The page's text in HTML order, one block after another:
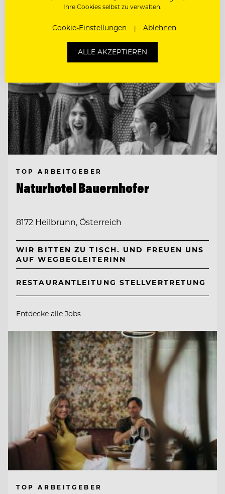
TOP ARBEITGEBER
Naturhotel Bauernhofer
8172 Heilbrunn, Österreich
WIR BITTEN ZU TISCH. UND FREUEN UNS
AUF WEGBEGLEITERINN
RESTAURANTLEITUNG STELLVERTRETUNG
Entdecke alle Jobs
TOP ARBEITGEBER
Ihre Cookies selbst zu verwalten.
Cookie-Einstellungen Ablehnen
ALLE AKZEPTIEREN